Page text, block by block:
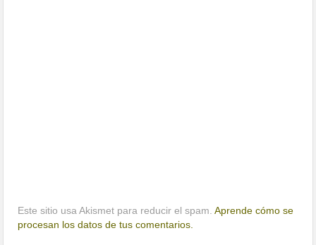
Este sitio usa Akismet para reducir el spam.Aprende cómo se
procesan los datos de tus comentarios.